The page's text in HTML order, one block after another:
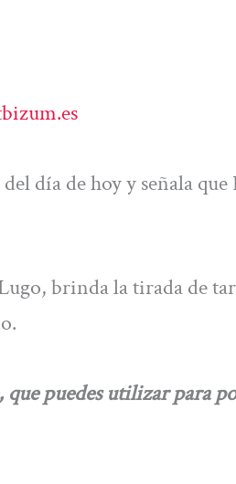
día de hoy y señala que
brinda la tirada de
puedes utilizar para